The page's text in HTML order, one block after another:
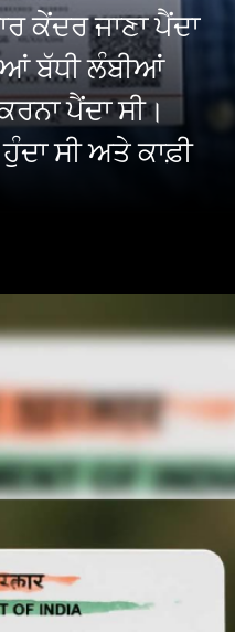
ਕੇਂਦਰ ਜਾਣਾ ਪੈਂਦਾ
ਬੱਧੀ ਲੰਬੀਆਂ
ਪੈਂਦਾ ਸੀ।
ਸੀ ਅਤੇ ਕਾਫ਼ੀ